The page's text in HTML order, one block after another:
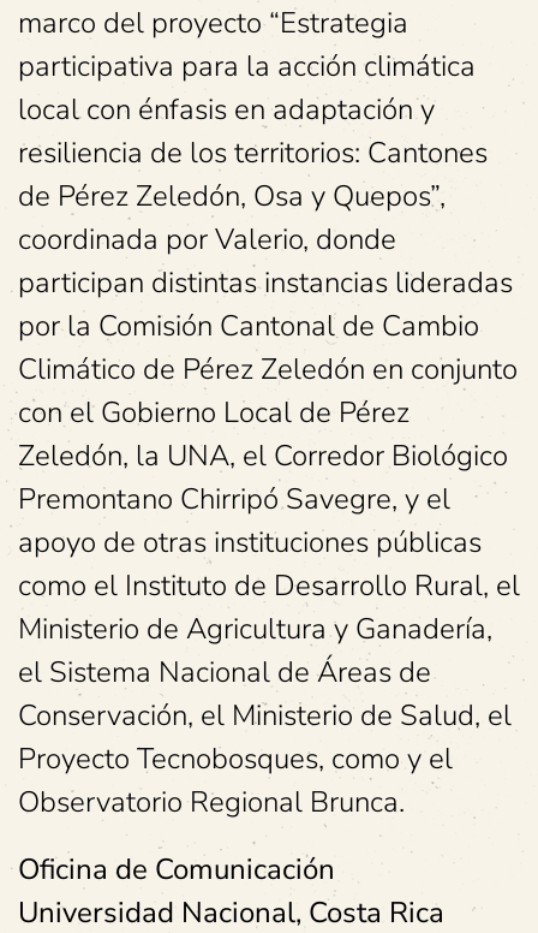
marco del proyecto “Estrategia
participativa para la acción climática
local con énfasis en adaptación y
resiliencia de los territorios: Cantones
de Pérez Zeledón, Osa y Quepos”,
coordinada por Valerio, donde
participan distintas instancias lideradas
por la Comisión Cantonal de Cambio
Climático de Pérez Zeledón en conjunto
con el Gobierno Local de Pérez
Zeledón, la UNA, el Corredor Biológico
Premontano Chirripó Savegre, y el
apoyo de otras instituciones públicas
como el Instituto de Desarrollo Rural, el
Ministerio de Agricultura y Ganadería,
el Sistema Nacional de Áreas de
Conservación, el Ministerio de Salud, el
Proyecto Tecnobosques, como y el
Observatorio Regional Brunca.
Oficina de Comunicación
Universidad Nacional, Costa Rica